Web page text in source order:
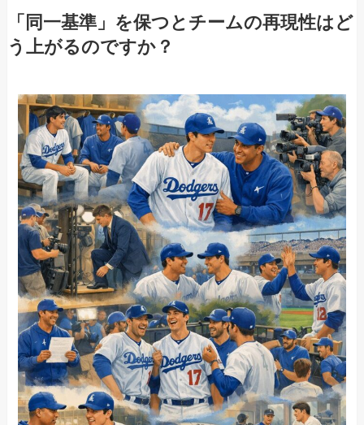
「同一基準」を保つとチームの再現性はど
う上がるのですか？